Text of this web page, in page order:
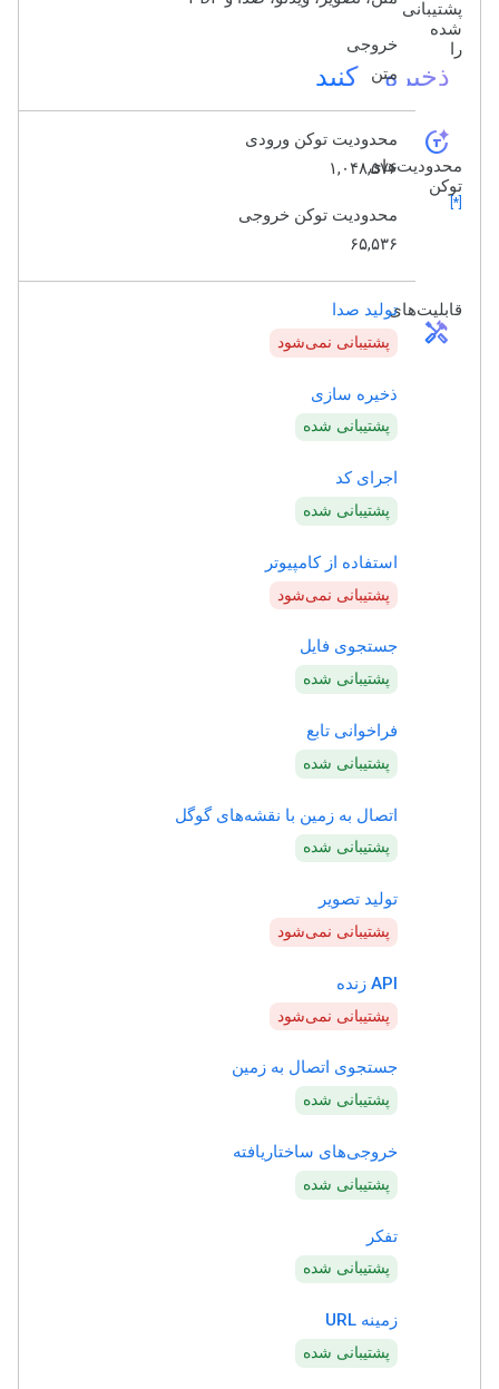
پشتیبانی
شده
را
ذخیره کنید
خروجی
متن
token_auto
محدودیت‌های
توکن
[*]
محدودیت توکن ورودی
۱,۰۴۸,۵۷۶
محدودیت توکن خروجی
۶۵,۵۳۶
قابلیت‌های
handyman
تولید صدا
پشتیبانی نمی‌شود
ذخیره سازی
پشتیبانی شده
اجرای کد
پشتیبانی شده
استفاده از کامپیوتر
پشتیبانی نمی‌شود
جستجوی فایل
پشتیبانی شده
فراخوانی تابع
پشتیبانی شده
اتصال به زمین با نقشه‌های گوگل
پشتیبانی شده
تولید تصویر
پشتیبانی نمی‌شود
API زنده
پشتیبانی نمی‌شود
جستجوی اتصال به زمین
پشتیبانی شده
خروجی‌های ساختاریافته
پشتیبانی شده
تفکر
پشتیبانی شده
زمینه URL
پشتیبانی شده